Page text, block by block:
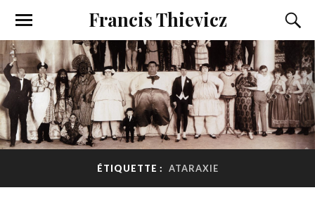
Francis Thievicz
ÉTIQUETTE : ATARAXIE